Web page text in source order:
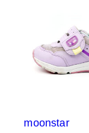
moonstar